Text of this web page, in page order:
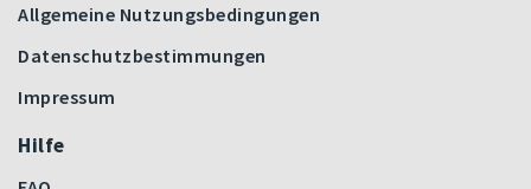
Allgemeine Nutzungsbedingungen
Datenschutzbestimmungen
Impressum
Hilfe